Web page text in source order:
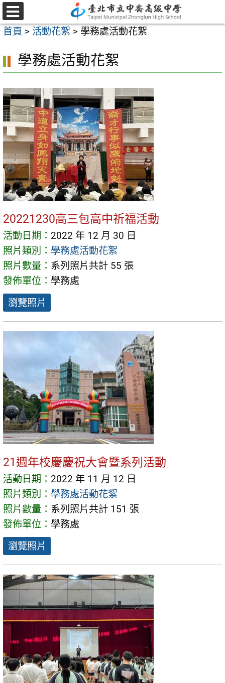
跳
至
主
內
區
選
單
首頁 > 活動花絮 > 學務處活動花絮
學務處活動花絮
20221230高三包高中祈福活動
活動日期： 2022 年 12 月 30 日
照片類別： 學務處活動花絮
照片數量： 系列照片共計 55 張
發佈單位： 學務處
瀏覽照片
21週年校慶慶祝大會暨系列活動
活動日期： 2022 年 11 月 12 日
照片類別： 學務處活動花絮
照片數量： 系列照片共計 151 張
發佈單位： 學務處
瀏覽照片